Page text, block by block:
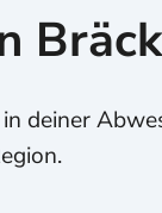
deiner